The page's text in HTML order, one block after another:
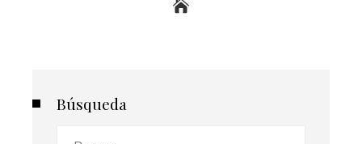
Búsqueda